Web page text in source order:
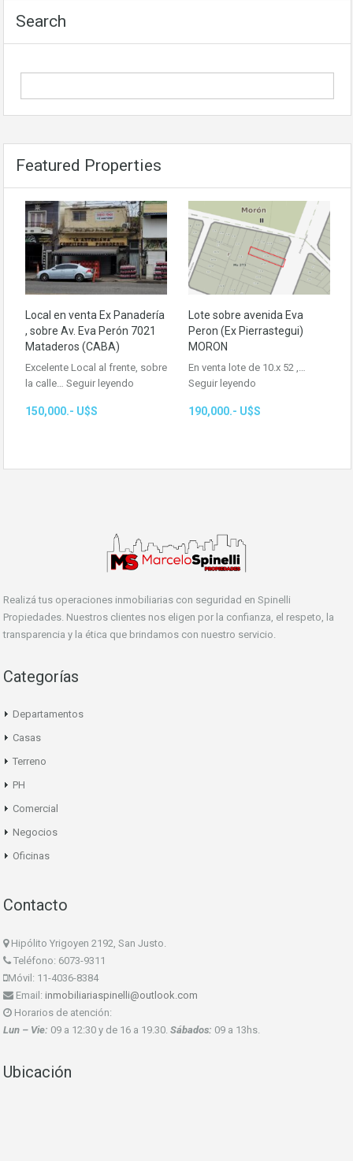
Search
Featured Properties
Local en venta Ex Panadería
, sobre Av. Eva Perón 7021
Mataderos (CABA)
Excelente Local al frente, sobre
la calle… Seguir leyendo
150,000.- U$S
Lote sobre avenida Eva
Peron (Ex Pierrastegui)
MORON
En venta lote de 10.x 52 ,…
Seguir leyendo
190,000.- U$S
Realizá tus operaciones inmobiliarias con seguridad en Spinelli
Propiedades. Nuestros clientes nos eligen por la confianza, el respeto, la
transparencia y la ética que brindamos con nuestro servicio.
Categorías
Departamentos
Casas
Terreno
PH
Comercial
Negocios
Oficinas
Contacto
Hipólito Yrigoyen 2192, San Justo.
Teléfono: 6073-9311
Móvil: 11-4036-8384
Email: inmobiliariaspinelli@outlook.com
Horarios de atención:
Lun – Vie: 09 a 12:30 y de 16 a 19.30. Sábados: 09 a 13hs.
Ubicación